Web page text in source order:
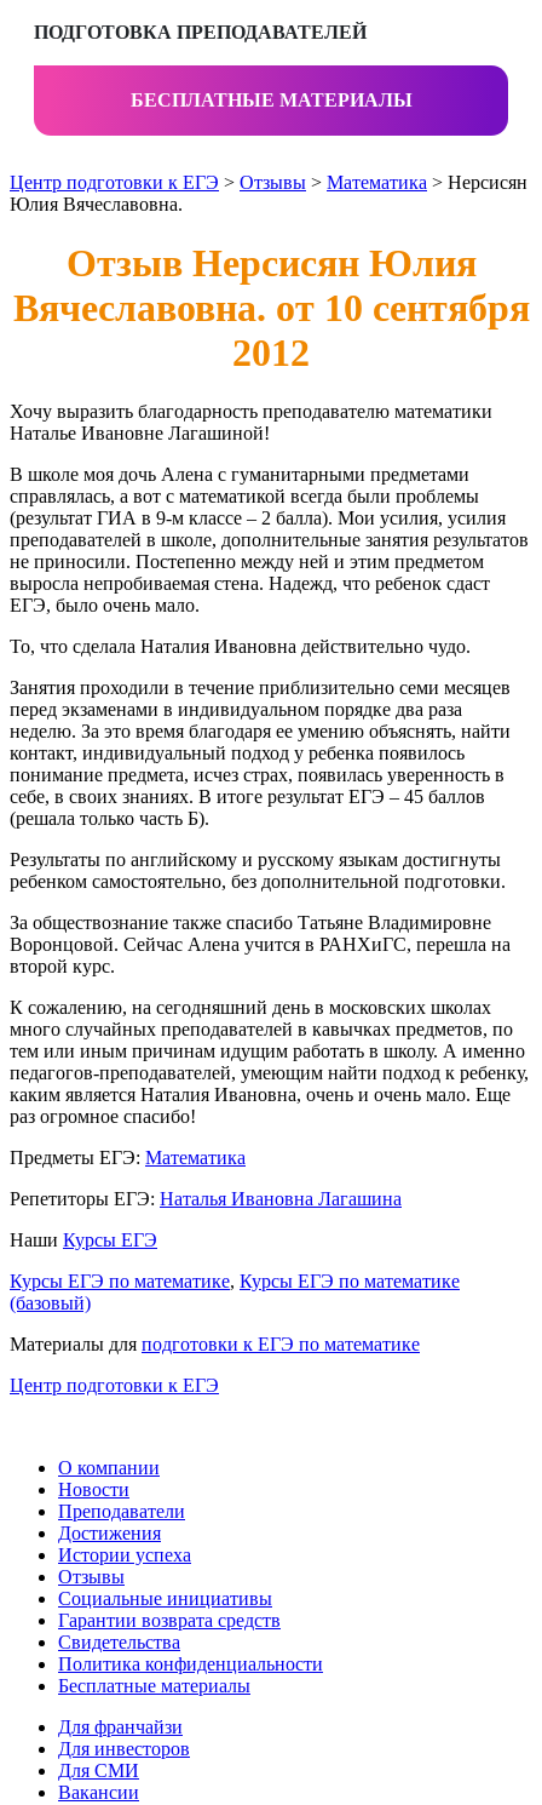
ПОДГОТОВКА ПРЕПОДАВАТЕЛЕЙ
БЕСПЛАТНЫЕ МАТЕРИАЛЫ
Центр подготовки к ЕГЭ > Отзывы > Математика > Нерсисян
Юлия Вячеславовна.
Отзыв Нерсисян Юлия
Вячеславовна. от 10 сентября
2012
Хочу выразить благодарность преподавателю математики
Наталье Ивановне Лагашиной!
В школе моя дочь Алена с гуманитарными предметами
справлялась, а вот с математикой всегда были проблемы
(результат ГИА в 9-м классе – 2 балла). Мои усилия, усилия
преподавателей в школе, дополнительные занятия результатов
не приносили. Постепенно между ней и этим предметом
выросла непробиваемая стена. Надежд, что ребенок сдаст
ЕГЭ, было очень мало.
То, что сделала Наталия Ивановна действительно чудо.
Занятия проходили в течение приблизительно семи месяцев
перед экзаменами в индивидуальном порядке два раза
неделю. За это время благодаря ее умению объяснять, найти
контакт, индивидуальный подход у ребенка появилось
понимание предмета, исчез страх, появилась уверенность в
себе, в своих знаниях. В итоге результат ЕГЭ – 45 баллов
(решала только часть Б).
Результаты по английскому и русскому языкам достигнуты
ребенком самостоятельно, без дополнительной подготовки.
За обществознание также спасибо Татьяне Владимировне
Воронцовой. Сейчас Алена учится в РАНХиГС, перешла на
второй курс.
К сожалению, на сегодняшний день в московских школах
много случайных преподавателей в кавычках предметов, по
тем или иным причинам идущим работать в школу. А именно
педагогов-преподавателей, умеющим найти подход к ребенку,
каким является Наталия Ивановна, очень и очень мало. Еще
раз огромное спасибо!
Предметы ЕГЭ: Математика
Репетиторы ЕГЭ: Наталья Ивановна Лагашина
Наши Курсы ЕГЭ
Курсы ЕГЭ по математике, Курсы ЕГЭ по математике
(базовый)
Материалы для подготовки к ЕГЭ по математике
Центр подготовки к ЕГЭ
О компании
Новости
Преподаватели
Достижения
Истории успеха
Отзывы
Социальные инициативы
Гарантии возврата средств
Свидетельства
Политика конфиденциальности
Бесплатные материалы
Для франчайзи
Для инвесторов
Для СМИ
Вакансии